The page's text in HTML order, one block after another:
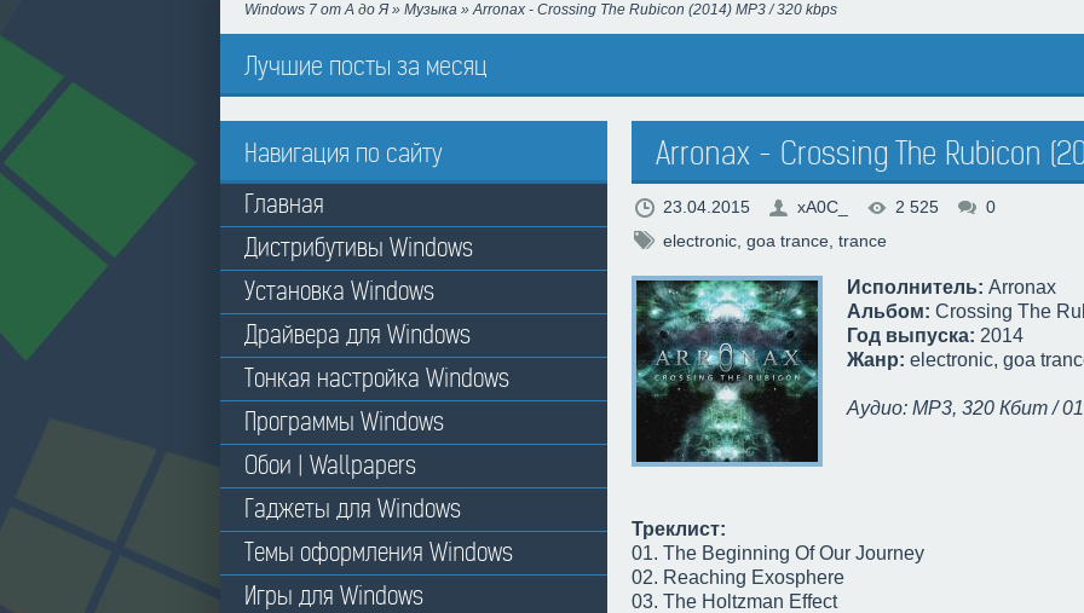
Windows 7 от А до Я » Музыка » Arronax - Crossing The Rubicon (2014) MP3 / 320 kbps
Лучшие посты за месяц
Навигация по сайту
Главная
Дистрибутивы Windows
Установка Windows
Драйвера для Windows
Тонкая настройка Windows
Программы Windows
Обои | Wallpapers
Гаджеты для Windows
Темы оформления Windows
Игры для Windows
Arronax - Crossing The Rubicon
23.04.2015 xA0C_ 2 525
0
electronic goa trance trance
Исполнитель: Arronax
Альбом: Crossing The
Год выпуска: 2014
Жанр: electronic, goa
Аудио: MP3, 320 Кбит /
Треклист:
01. The Beginning Of Our Journey
02. Reaching Exosphere
03. The Holtzman Effect